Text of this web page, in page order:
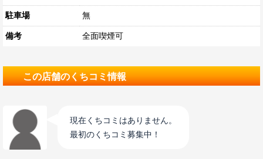
駐車場 無
備考 全面喫煙可
この店舗のくちコミ情報
現在くちコミはありません。
最初のくちコミ募集中！